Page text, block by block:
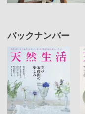
バックナンバー